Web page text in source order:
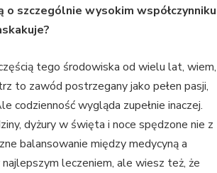
o szczególnie wysokim współczynniku
tego środowiska od wielu lat, wiem,
to zawód postrzegany jako pełen pasji,
codzienność wygląda zupełnie inaczej.
dyżury w święta i noce spędzone nie z
balansowanie między medycyną a
leczeniem, ale wiesz też, że